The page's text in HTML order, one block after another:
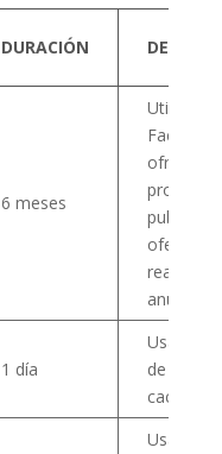
DURACIÓN
6 meses
Utilizado
ofrecer
ofertas
real de
1 día
Usada
de
caché
Usada